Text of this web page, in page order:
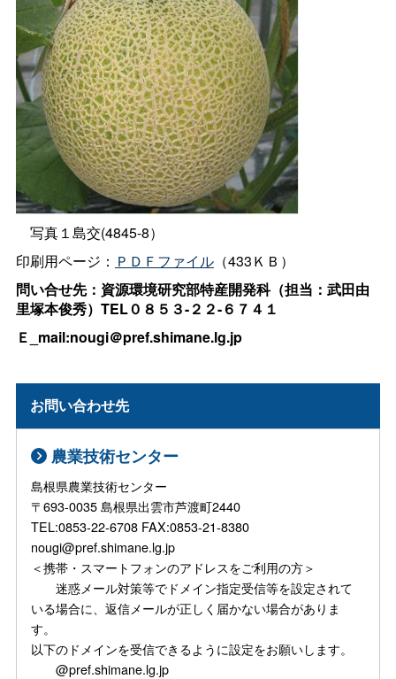
写真１島交(4845-8）
印刷用ページ： ＰＤＦファイル（433ＫＢ）
問い合せ先：資源環境研究部特産開発科（担当：武田由
里塚本俊秀）TEL０８５３-２２-６７４１
Ｅ_mail:nougi＠pref.shimane.lg.jp
お問い合わせ先
農業技術センター
島根県農業技術センター
〒693-0035 島根県出雲市芦渡町2440
TEL:0853-22-6708 FAX:0853-21-8380
nougi@pref.shimane.lg.jp
＜携帯・スマートフォンのアドレスをご利用の方＞
迷惑メール対策等でドメイン指定受信等を設定されて
いる場合に、返信メールが正しく届かない場合がありま
す。
以下のドメインを受信できるように設定をお願いします。
@pref.shimane.lg.jp